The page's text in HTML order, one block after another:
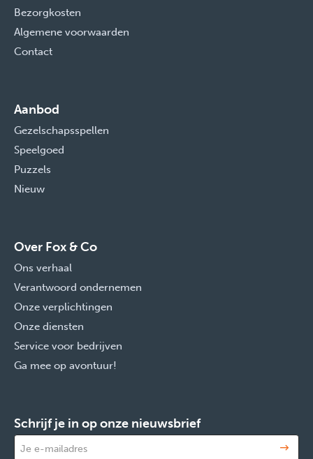
Bezorgkosten
Algemene voorwaarden
Contact
Aanbod
Gezelschapsspellen
Speelgoed
Puzzels
Nieuw
Over Fox & Co
Ons verhaal
Verantwoord ondernemen
Onze verplichtingen
Onze diensten
Service voor bedrijven
Ga mee op avontuur!
Schrijf je in op onze nieuwsbrief